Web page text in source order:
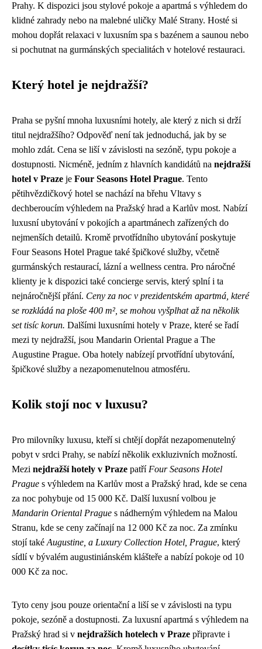
Prahy. K dispozici jsou stylové pokoje a apartmá s výhledem do
klidné zahrady nebo na malebné uličky Malé Strany. Hosté si
mohou dopřát relaxaci v luxusním spa s bazénem a saunou nebo
si pochutnat na gurmánských specialitách v hotelové restauraci.
Který hotel je nejdražší?
Praha se pyšní mnoha luxusními hotely, ale který z nich si drží
titul nejdražšího? Odpověď není tak jednoduchá, jak by se
mohlo zdát. Cena se liší v závislosti na sezóně, typu pokoje a
dostupnosti. Nicméně, jedním z hlavních kandidátů na nejdražší
hotel v Praze je Four Seasons Hotel Prague. Tento
pětihvězdičkový hotel se nachází na břehu Vltavy s
dechberoucím výhledem na Pražský hrad a Karlův most. Nabízí
luxusní ubytování v pokojích a apartmánech zařízených do
nejmenších detailů. Kromě prvotřídního ubytování poskytuje
Four Seasons Hotel Prague také špičkové služby, včetně
gurmánských restaurací, lázní a wellness centra. Pro náročné
klienty je k dispozici také concierge servis, který splní i ta
nejnáročnější přání. Ceny za noc v prezidentském apartmá, které
se rozkládá na ploše 400 m², se mohou vyšplhat až na několik
set tisíc korun. Dalšími luxusními hotely v Praze, které se řadí
mezi ty nejdražší, jsou Mandarin Oriental Prague a The
Augustine Prague. Oba hotely nabízejí prvotřídní ubytování,
špičkové služby a nezapomenutelnou atmosféru.
Kolik stojí noc v luxusu?
Pro milovníky luxusu, kteří si chtějí dopřát nezapomenutelný
pobyt v srdci Prahy, se nabízí několik exkluzivních možností.
Mezi nejdražší hotely v Praze patří Four Seasons Hotel
Prague s výhledem na Karlův most a Pražský hrad, kde se cena
za noc pohybuje od 15 000 Kč. Další luxusní volbou je
Mandarin Oriental Prague s nádherným výhledem na Malou
Stranu, kde se ceny začínají na 12 000 Kč za noc. Za zmínku
stojí také Augustine, a Luxury Collection Hotel, Prague, který
sídlí v bývalém augustiniánském klášteře a nabízí pokoje od 10
000 Kč za noc.
Tyto ceny jsou pouze orientační a liší se v závislosti na typu
pokoje, sezóně a dostupnosti. Za luxusní apartmá s výhledem na
Pražský hrad si v nejdražších hotelech v Praze připravte i